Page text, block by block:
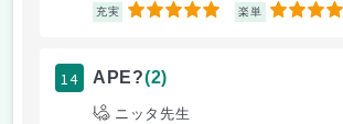
充実 5 楽単 4
14 APE?(2)
ニッタ先生